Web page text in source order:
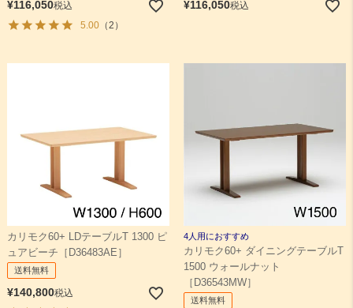
¥116,050税込
5.00（2）
¥116,050税込
カリモク60+ LDテーブルT 1300 ピ
ュアビーチ［D36483AE］
送料無料
¥140,800税込
4人用におすすめ
カリモク60+ ダイニングテーブルT
1500 ウォールナット
［D36543MW］
送料無料